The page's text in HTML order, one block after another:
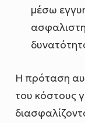
μέσω
Η πρόταση
του κόστους